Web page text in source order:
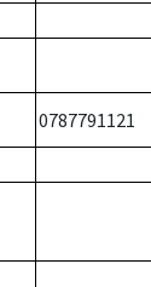
0787791121